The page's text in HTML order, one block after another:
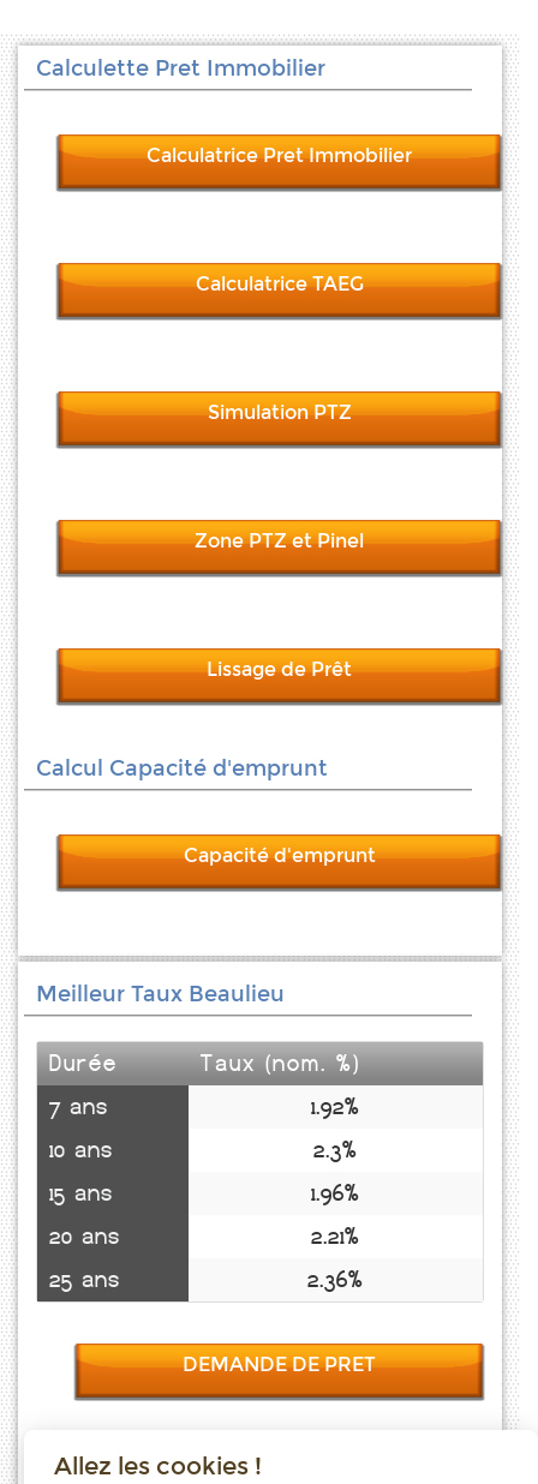
Calculette Pret Immobilier
Calculatrice Pret Immobilier
Calculatrice TAEG
Simulation PTZ
Zone PTZ et Pinel
Lissage de Prêt
Calcul Capacité d'emprunt
Capacité d'emprunt
Meilleur Taux Beaulieu
Durée
Taux (nom. %)
7 ans
1.92%
10 ans
2.3%
15 ans
1.96%
20 ans
2.21%
25 ans
2.36%
DEMANDE DE PRET
Taux emprunt actualisés (Beaulieu) toutes les semaines. Taux
Allez les cookies !